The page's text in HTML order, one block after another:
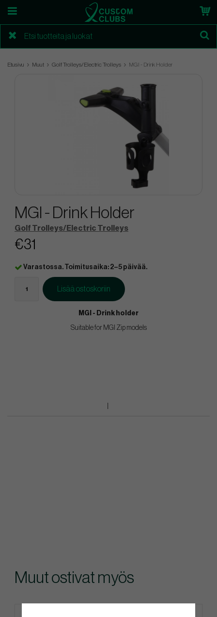
Etusivu Muut Golf Trolleys/Electric Trolleys MGI - Drink Holder
MGI - Drink Holder
Golf Trolleys/Electric Trolleys
€31
Varastossa. Toimitusaika: 2–5 päivää.
Lisää ostoskoriin
MGI - Drink holder
Suitable for MGI Zip models
Muut ostivat myös